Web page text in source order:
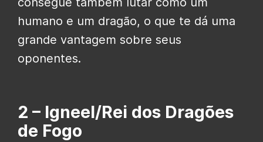
humano e um dragão, o que te dá uma
grande vantagem sobre seus
oponentes.
2 – Igneel/Rei dos Dragões
de Fogo